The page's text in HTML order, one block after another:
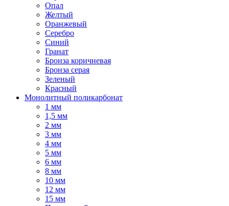
Опал
Желтый
Оранжевый
Серебро
Синий
Гранат
Бронза коричневая
Бронза серая
Зеленый
Красный
Монолитный поликарбонат
1 мм
1,5 мм
2 мм
3 мм
4 мм
5 мм
6 мм
8 мм
10 мм
12 мм
15 мм